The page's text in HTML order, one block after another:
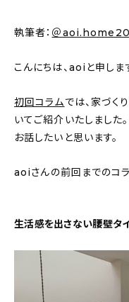
会社概要
プライバシーポリシー
お問い合わせ
執筆者： ＠
こんにちは、aoiと申しま
初回コラムでは、家づく
いてご紹介いたしました
お話したいと思います。
aoiさんの前回までのコ
生活感を出さない腰壁タ